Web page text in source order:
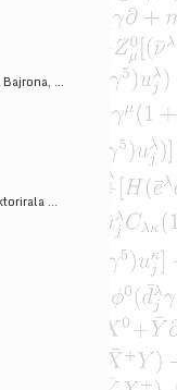
...
...